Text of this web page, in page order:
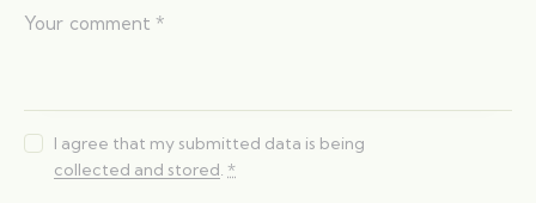
I agree that my submitted data is being
collected and stored.*